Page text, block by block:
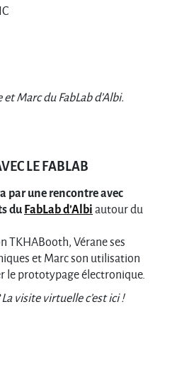
Marc du FabLab d’Albi.
LE FABLAB
par une rencontre avec
du FabLab d’Albi autour du
TKHABooth, Vérane ses
et Marc son utilisation
le prototypage électronique.
La visite virtuelle c’est ici !